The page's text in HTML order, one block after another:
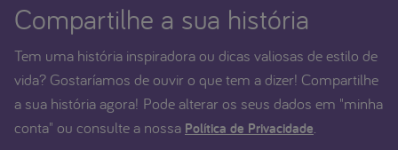
Compartilhe a sua história
Tem uma história inspiradora ou dicas valiosas de estilo de
vida? Gostaríamos de ouvir o que tem a dizer! Compartilhe
a sua história agora! Pode alterar os seus dados em "minha
conta" ou consulte a nossa Política de Privacidade.